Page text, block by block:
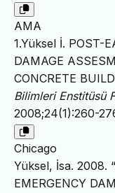
AMA
1.Yüksel İ. POST-
DAMAGE
CONCRETE
Bilimleri Enstitüsü
2008;24(1):260-
Chicago
Yüksel, İsa. 2008.
EMERGENCY